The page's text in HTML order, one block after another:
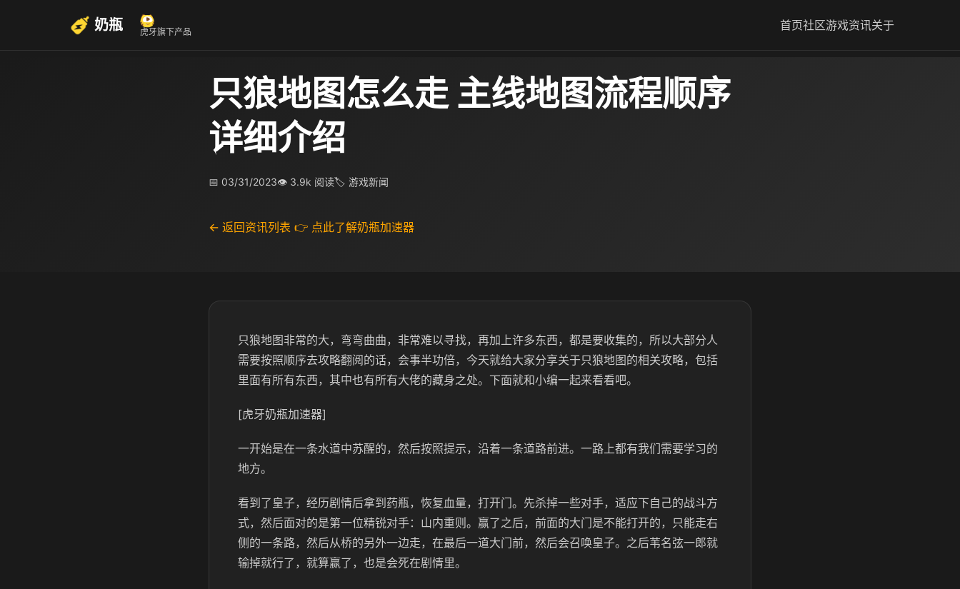
奶瓶 虎牙旗下产品 首页社区游戏资讯关于
只狼地图怎么走 主线地图流程顺序
详细介绍
📅 03/31/2023👁 3.9k 阅读🏷 游戏新闻
← 返回资讯列表 👉 点此了解奶瓶加速器
只狼地图非常的大，弯弯曲曲，非常难以寻找，再加上许多东西，都是要收集的，所以大部分人
需要按照顺序去攻略翻阅的话，会事半功倍，今天就给大家分享关于只狼地图的相关攻略，包括
里面有所有东西，其中也有所有大佬的藏身之处。下面就和小编一起来看看吧。
[虎牙奶瓶加速器]
一开始是在一条水道中苏醒的，然后按照提示，沿着一条道路前进。一路上都有我们需要学习的
地方。
看到了皇子，经历剧情后拿到药瓶，恢复血量，打开门。先杀掉一些对手，适应下自己的战斗方
式，然后面对的是第一位精锐对手：山内重则。赢了之后，前面的大门是不能打开的，只能走右
侧的一条路，然后从桥的另外一边走，在最后一道大门前，然后会召唤皇子。之后苇名弦一郎就
输掉就行了，就算赢了，也是会死在剧情里。